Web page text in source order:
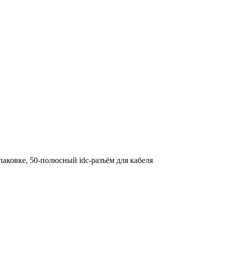
50-полюсный idc-разъём для кабеля